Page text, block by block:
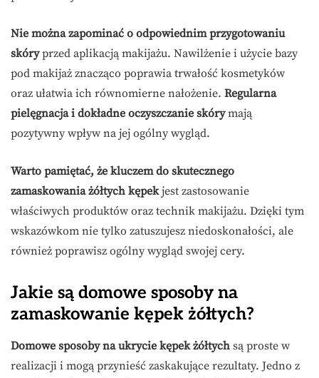
Nie można zapominać o odpowiednim przygotowaniu
skóryprzed aplikacją makijażu. Nawilżenie i użycie bazy
pod makijaż znacząco poprawia trwałość kosmetyków
oraz ułatwia ich równomierne nałożenie. Regularna
pielęgnacja i dokładne oczyszczanie skórymają
pozytywny wpływ na jej ogólny wygląd.
Warto pamiętać, że kluczem do skutecznego
zamaskowania żółtych kępekjest zastosowanie
właściwych produktów oraz technik makijażu. Dzięki tym
wskazówkom nie tylko zatuszujesz niedoskonałości, ale
również poprawisz ogólny wygląd swojej cery.
Jakie są domowe sposoby na
zamaskowanie kępek żółtych?
Domowe sposoby na ukrycie kępek żółtych są proste w
realizacji i mogą przynieść zaskakujące rezultaty. Jedno z